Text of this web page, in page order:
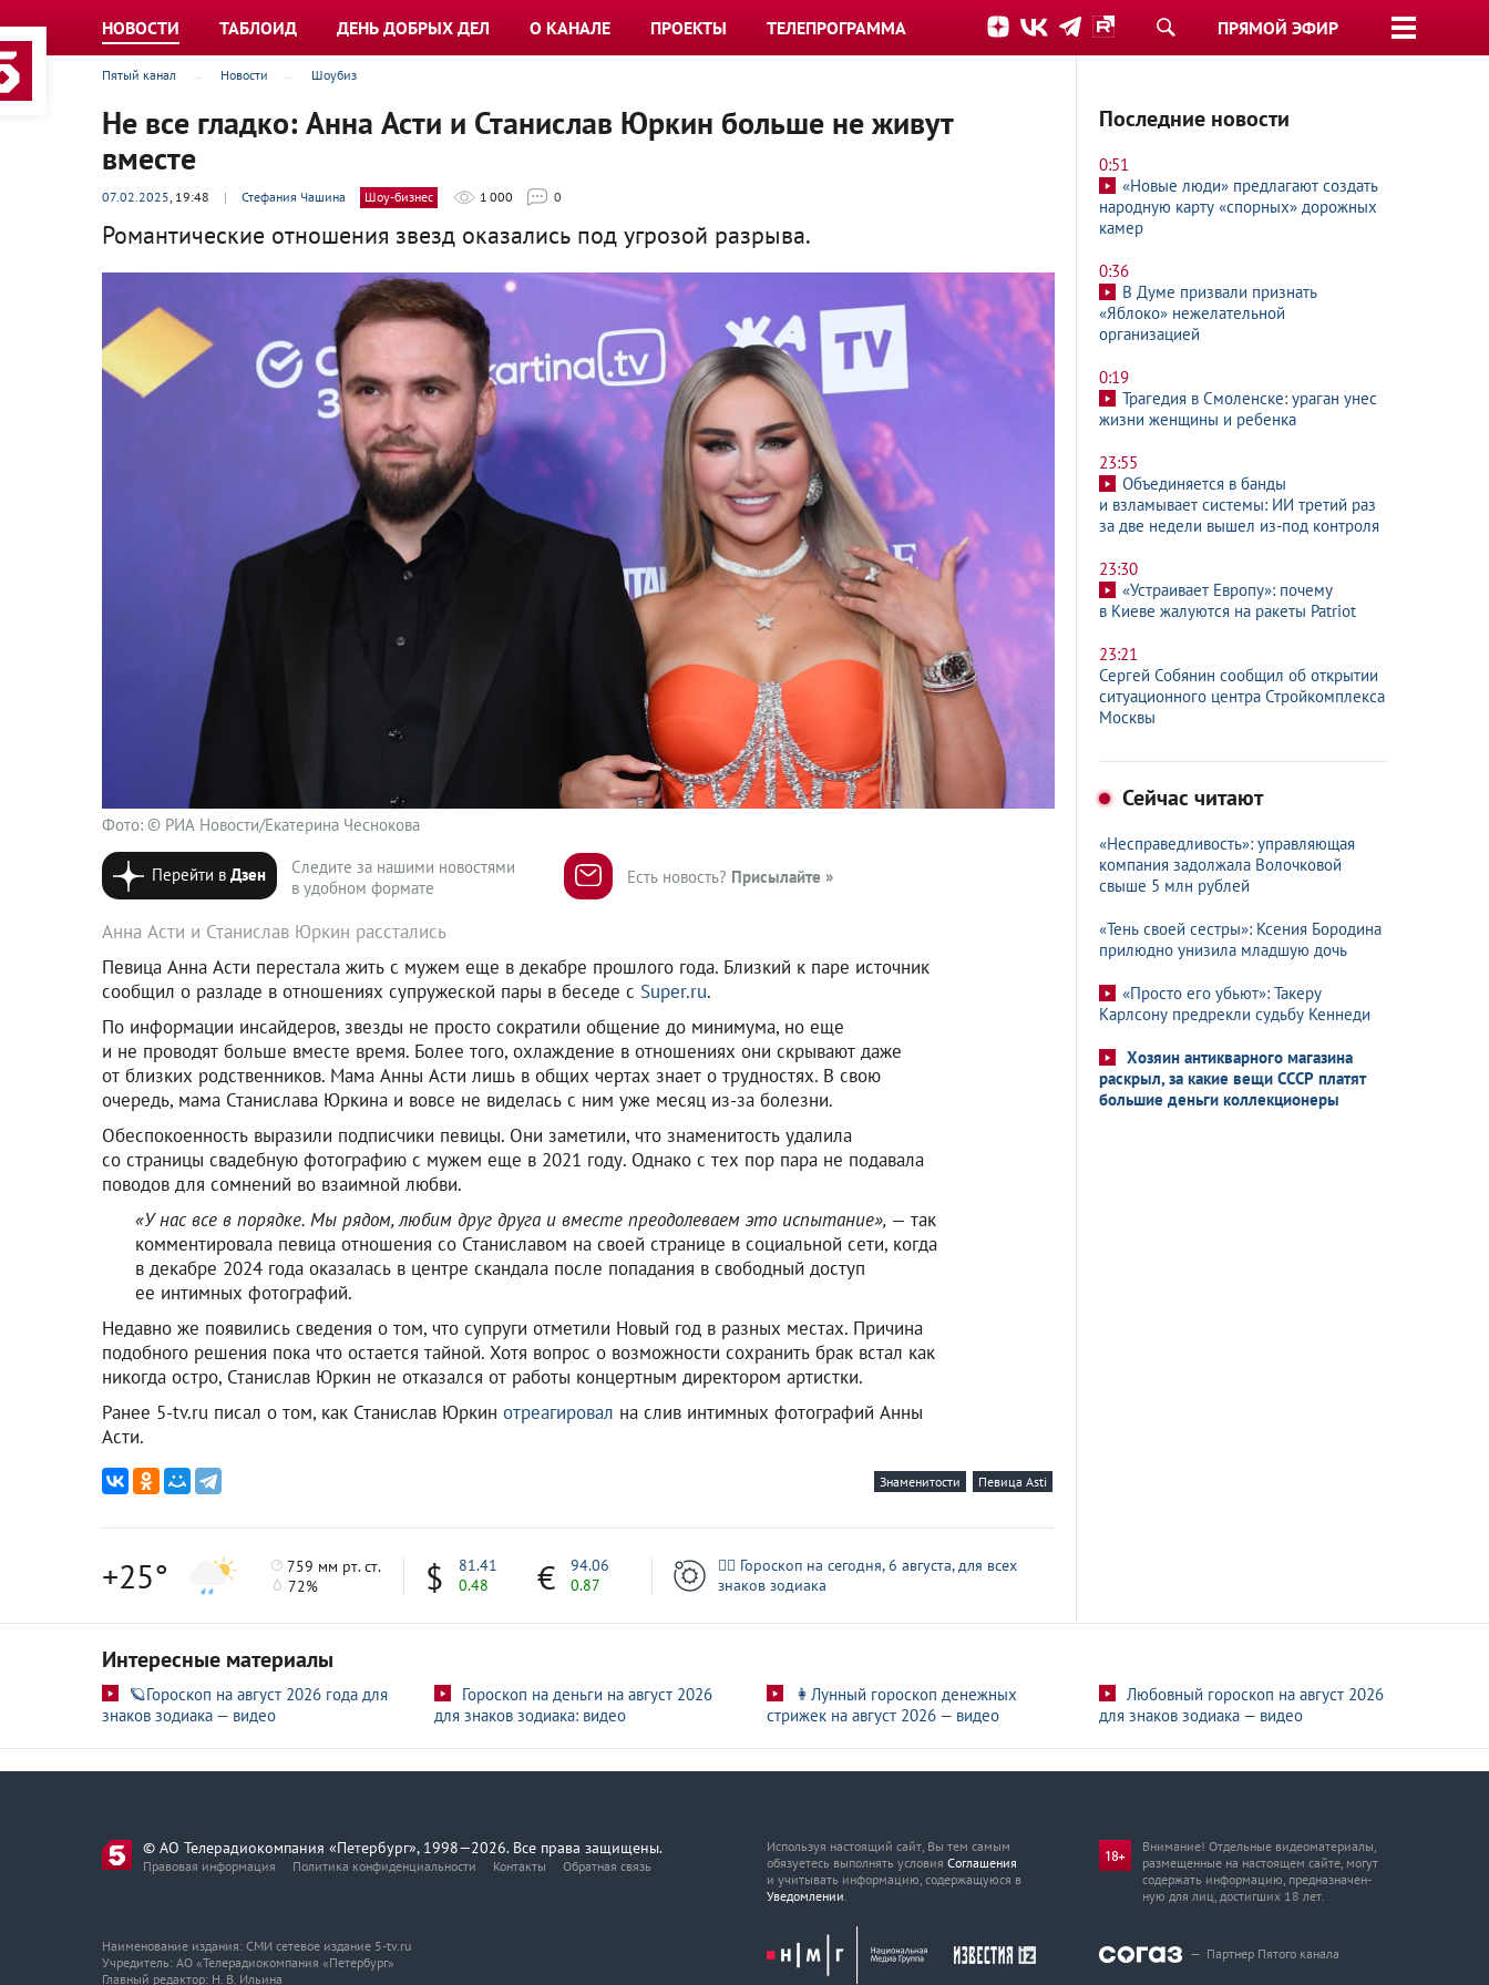
ПРЯМОЙ ЭФИР
НОВОСТИ ТАБЛОИД ДЕНЬ ДОБРЫХ ДЕЛ О КАНАЛЕ ПРОЕКТЫ ТЕЛЕПРОГРАММА
Пятый канал Новости Шоубиз
Не все гладко: Анна Асти и Станислав Юркин больше не живут
вместе
07.02.2025, 19:48 | Стефания Чашина Шоу-бизнес 1 000 0
Романтические отношения звезд оказались под угрозой разрыва.
Фото: © РИА Новости/Екатерина Чеснокова
Перейти вДзен
Следите за нашими новостями
в удобном формате
Есть новость? Присылайте »
Анна Асти и Станислав Юркин расстались
Певица Анна Асти перестала жить с мужем еще в декабре прошлого года. Близкий к паре источник
сообщил о разладе в отношениях супружеской пары в беседе с Super.ru.
По информации инсайдеров, звезды не просто сократили общение до минимума, но еще
и не проводят больше вместе время. Более того, охлаждение в отношениях они скрывают даже
от близких родственников. Мама Анны Асти лишь в общих чертах знает о трудностях. В свою
очередь, мама Станислава Юркина и вовсе не виделась с ним уже месяц из-за болезни.
Обеспокоенность выразили подписчики певицы. Они заметили, что знаменитость удалила
со страницы свадебную фотографию с мужем еще в 2021 году. Однако с тех пор пара не подавала
поводов для сомнений во взаимной любви.
«У нас все в порядке. Мы рядом, любим друг друга и вместе преодолеваем это испытание», — так
комментировала певица отношения со Станиславом на своей странице в социальной сети, когда
в декабре 2024 года оказалась в центре скандала после попадания в свободный доступ
ее интимных фотографий.
Недавно же появились сведения о том, что супруги отметили Новый год в разных местах. Причина
подобного решения пока что остается тайной. Хотя вопрос о возможности сохранить брак встал как
никогда остро, Станислав Юркин не отказался от работы концертным директором артистки.
Ранее 5-tv.ru писал о том, как Станислав Юркин отреагировал на слив интимных фотографий Анны
Асти.
Знаменитости Певица Asti
+25°
759 мм рт. ст.
72%
81.41
0.48
94.06
0.87
🧙‍♀ Гороскоп на сегодня, 6 августа, для всех
знаков зодиака
Последние новости
0:51
«Новые люди» предлагают создать
народную карту «спорных» дорожных
камер
0:36
В Думе призвали признать
«Яблоко» нежелательной
организацией
0:19
Трагедия в Смоленске: ураган унес
жизни женщины и ребенка
23:55
Объединяется в банды
и взламывает системы: ИИ третий раз
за две недели вышел из-под контроля
23:30
«Устраивает Европу»: почему
в Киеве жалуются на ракеты Patriot
23:21
Сергей Собянин сообщил об открытии
ситуационного центра Стройкомплекса
Москвы
Сейчас читают
«Несправедливость»: управляющая
компания задолжала Волочковой
свыше 5 млн рублей
«Тень своей сестры»: Ксения Бородина
прилюдно унизила младшую дочь
«Просто его убьют»: Такеру
Карлсону предрекли судьбу Кеннеди
Хозяин антикварного магазина
раскрыл, за какие вещи СССР платят
большие деньги коллекционеры
Интересные материалы
🪐Гороскоп на август 2026 года для
знаков зодиака — видео
Гороскоп на деньги на август 2026
для знаков зодиака: видео
👩Лунный гороскоп денежных
стрижек на август 2026 — видео
Любовный гороскоп на август 2026
для знаков зодиака — видео
© АО Телерадиокомпания «Петербург», 1998—2026. Все права защищены.
Правовая информация Политика конфиденциальности Контакты Обратная связь
Используя настоящий сайт, Вы тем самым
обязуетесь выполнять условия Соглашения
и учитывать информацию, содержащуюся в
Уведомлении
Внимание! Отдельные видеоматериалы,
размещенные на настоящем сайте, могут
содержать информацию, предназначен­
ную для лиц, достигших 18 лет.
Наименование издания: СМИ сетевое издание 5-tv.ru
Учредитель: АО «Телерадиокомпания «Петербург»
Главный редактор: Н. В. Ильина
— Партнер Пятого канала